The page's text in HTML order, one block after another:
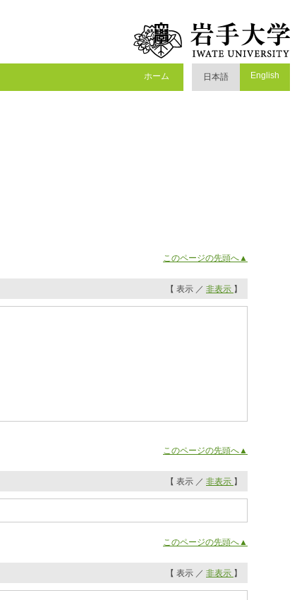
ホーム 日本語 English
このページの先頭へ▲
【 表示 ／ 非表示 】
このページの先頭へ▲
【 表示 ／ 非表示 】
このページの先頭へ▲
【 表示 ／ 非表示 】